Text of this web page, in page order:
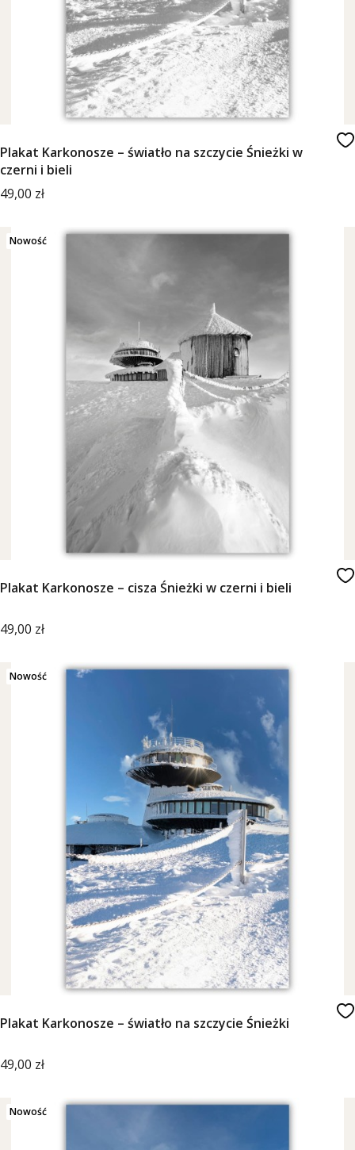
Plakat Karkonosze – światło na szczycie Śnieżki w
czerni i bieli
Cena
49,00 zł
Nowość
Plakat Karkonosze – cisza Śnieżki w czerni i bieli
Cena
49,00 zł
Nowość
Plakat Karkonosze – światło na szczycie Śnieżki
Cena
49,00 zł
Nowość